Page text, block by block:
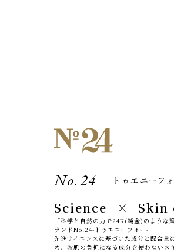
トゥエニーフ
Science × Skin
「科学と自然の力で24K(純金)のような
ランドNo.24-トゥエニーフォー-
先進サイエンスに基づいた成分と配合量
め、お肌の負担になる成分を使わないス